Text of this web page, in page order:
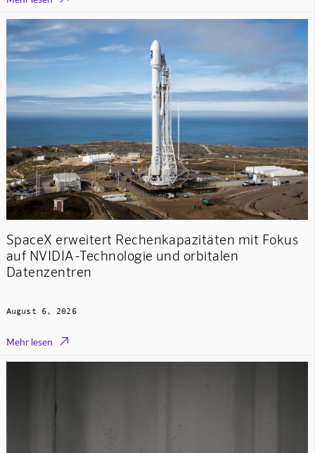
SpaceX erweitert Rechenkapazitäten mit Fokus
auf NVIDIA-Technologie und orbitalen
Datenzentren
August 6, 2026
Mehr lesen 